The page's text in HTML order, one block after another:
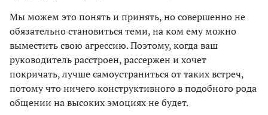
Мы можем это понять и принять, но совершенно не
обязательно становиться теми, на ком ему можно
выместить свою агрессию. Поэтому, когда ваш
руководитель расстроен, рассержен и хочет
покричать, лучше самоустраниться от таких встреч,
потому что ничего конструктивного в подобного рода
общении на высоких эмоциях не будет.